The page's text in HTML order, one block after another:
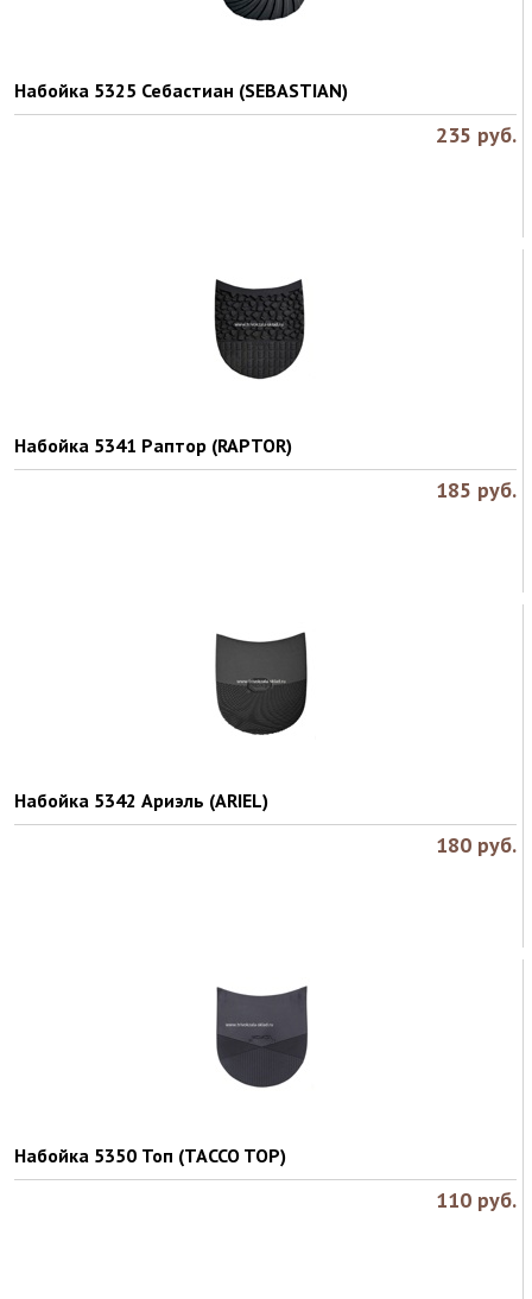
Набойка 5325 Себастиан (SEBASTIAN)
235 руб.
Набойка 5341 Раптор (RAPTOR)
185 руб.
Набойка 5342 Ариэль (ARIEL)
180 руб.
Набойка 5350 Топ (TACCO TOP)
110 руб.